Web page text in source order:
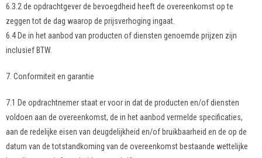
6.3.2 de opdrachtgever de bevoegdheid heeft de overeenkomst op te
zeggen tot de dag waarop de prijsverhoging ingaat.
6.4 De in het aanbod van producten of diensten genoemde prijzen zijn
inclusief BTW.
7. Conformiteit en garantie
7.1 De opdrachtnemer staat er voor in dat de producten en/of diensten
voldoen aan de overeenkomst, de in het aanbod vermelde specificaties,
aan de redelijke eisen van deugdelijkheid en/of bruikbaarheid en de op de
datum van de totstandkoming van de overeenkomst bestaande wettelijke